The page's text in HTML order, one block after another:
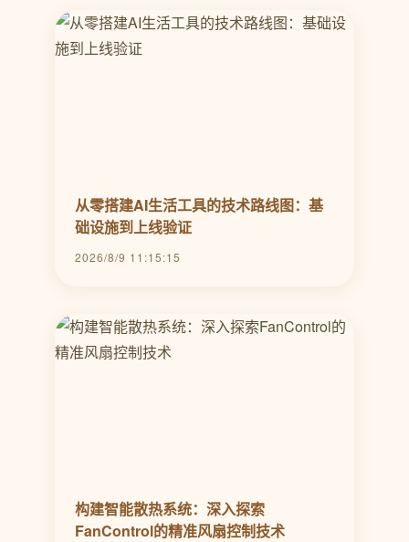
从零搭建AI生活工具的技术路线图：基
础设施到上线验证
2026/8/9 11:15:15
构建智能散热系统：深入探索
FanControl的精准风扇控制技术